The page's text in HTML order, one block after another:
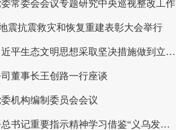
常委会会议专题研究中央巡视整改工作
震抗震救灾和恢复重建表彰大会举行
王君正：认真贯彻落实习近平生态文明思想采取坚决措施做到立行立改不折不扣推动问题全面彻底整改
董事长王创路一行座谈
机构编制委员会会议
王君正：认真贯彻习近平总书记重要指示精神学习借鉴“义乌发展经验” 走出符合西藏实际的高质量发展之路